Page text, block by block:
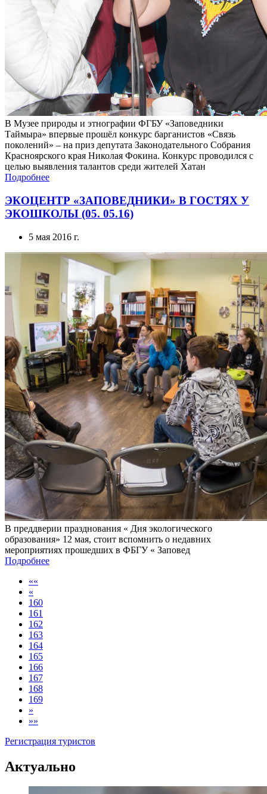
В Музее природы и этнографии ФГБУ «Заповедники
Таймыра» впервые прошёл конкурс барганистов «Связь
поколений» – на приз депутата Законодательного Собрания
Красноярского края Николая Фокина. Конкурс проводился с
целью выявления талантов среди жителей Хатан
Подробнее
ЭКОЦЕНТР «ЗАПОВЕДНИКИ» В ГОСТЯХ У
5 мая 2016 г.
В преддверии празднования « Дня экологического
образования» 12 мая, стоит вспомнить о недавних
мероприятиях прошедших в ФБГУ « Заповед
Подробнее
««
160
161
162
163
164
165
166
167
168
169
»
»»
Регистрация туристов
Актуально